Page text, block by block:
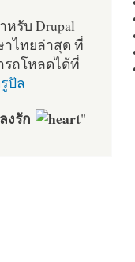
รับ Drupal
าไทยล่าสุด ที่
ถโหลดได้ที่
ปัล
งรัก "